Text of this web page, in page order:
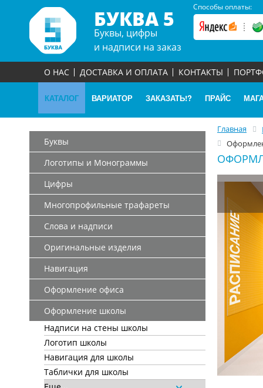
БУКВА 5
Буквы, цифры
и надписи на заказ
Способы оплаты:
О НАС ДОСТАВКА И ОПЛАТА КОНТАКТЫ
КАТАЛОГ ВАРИАТОР ЗАКАЗАТЬ!? ПРАЙС
Главная
Буквы
Логотипы и Монограммы
Цифры
Многопрофильные трафареты
Слова и надписи
Оригинальные изделия
Навигация
Оформление офиса
Оформление школы
Надписи на стены школы
Логотип школы
Навигация для школы
Таблички для школы